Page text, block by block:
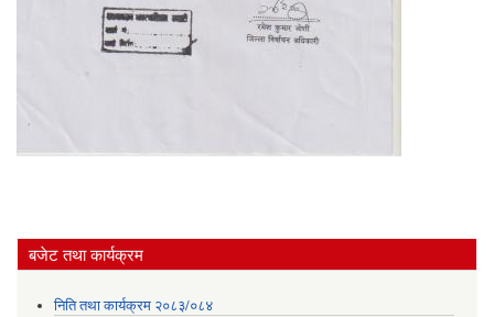
बजेट तथा कार्यक्रम
निति तथा कार्यक्रम २०८३/०८४